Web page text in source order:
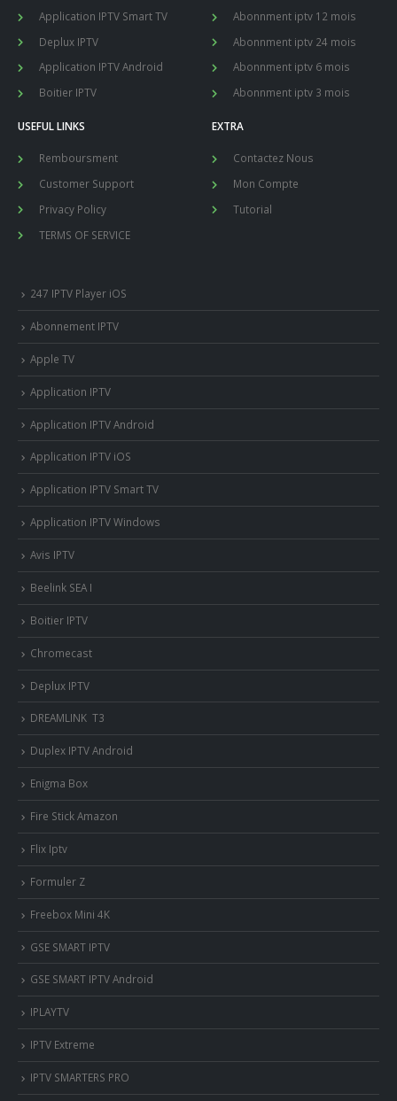
Application IPTV Smart TV
Deplux IPTV
Application IPTV Android
Boitier IPTV
Abonnment iptv 12 mois
Abonnment iptv 24 mois
Abonnment iptv 6 mois
Abonnment iptv 3 mois
USEFUL LINKS
Remboursment
Customer Support
Privacy Policy
TERMS OF SERVICE
EXTRA
Contactez Nous
Mon Compte
Tutorial
247 IPTV Player iOS
Abonnement IPTV
Apple TV
Application IPTV
Application IPTV Android
Application IPTV iOS
Application IPTV Smart TV
Application IPTV Windows
Avis IPTV
Beelink SEA I
Boitier IPTV
Chromecast
Deplux IPTV
DREAMLINK T3
Duplex IPTV Android
Enigma Box
Fire Stick Amazon
Flix Iptv
Formuler Z
Freebox Mini 4K
‎GSE SMART IPTV
GSE SMART IPTV Android
IPLAYTV
IPTV Extreme
IPTV SMARTERS PRO